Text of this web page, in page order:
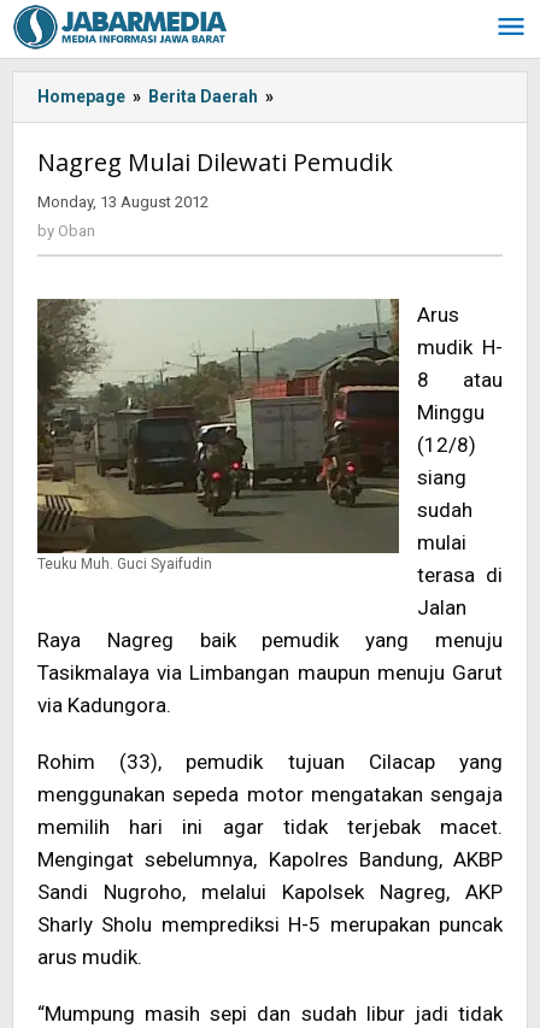
Skip
to
content
Homepage » Berita Daerah »
-:IN-
>Nagreg
-
Nagreg Mulai Dilewati Pemudik
Monday, 13 August 2012
by Oban
Teuku Muh. Guci Syaifudin
Arus
mudik H-
8 atau
Minggu
(12/8)
siang
sudah
mulai
terasa di
Jalan
Raya Nagreg baik pemudik yang menuju
Tasikmalaya via Limbangan maupun menuju Garut
via Kadungora.
Rohim (33), pemudik tujuan Cilacap yang
menggunakan sepeda motor mengatakan sengaja
memilih hari ini agar tidak terjebak macet.
Mengingat sebelumnya, Kapolres Bandung, AKBP
Sandi Nugroho, melalui Kapolsek Nagreg, AKP
Sharly Sholu memprediksi H-5 merupakan puncak
arus mudik.
“Mumpung masih sepi dan sudah libur jadi tidak